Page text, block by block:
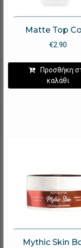
Matte Top
€2.90
Προσθήκη
καλάθι
Mythic Skin